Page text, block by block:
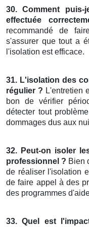
30. Comment
effectuée
recommandé de
s'assurer que tout a
l'isolation est efficace.
31. L'isolation des
régulier ? L'entretien
bon de vérifier
détecter tout
dommages dus aux
32. Peut-on isoler
professionnel ? Bien
de réaliser l'isolation
de faire appel à des
des programmes
33. Quel est